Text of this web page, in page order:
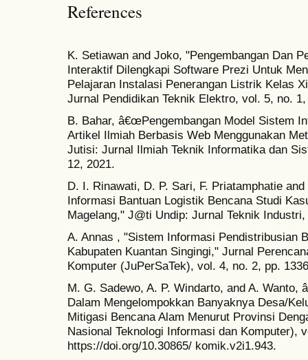
References
K. Setiawan and Joko, "Pengembangan Dan
Interaktif Dilengkapi Software Prezi Untuk
Pelajaran Instalasi Penerangan Listrik Kelas
Jurnal Pendidikan Teknik Elektro, vol. 5, no.
B. Bahar, â€œPengembangan Model Sistem
Artikel Ilmiah Berbasis Web Menggunakan
Jutisi: Jurnal Ilmiah Teknik Informatika dan
12, 2021.
D. I. Rinawati, D. P. Sari, F. Priatamphatie
Informasi Bantuan Logistik Bencana Studi
Magelang," J@ti Undip: Jurnal Teknik
A. Annas , "Sistem Informasi Pendistribusian
Kabupaten Kuantan Singingi," Jurnal
Komputer (JuPerSaTek), vol. 4, no. 2, pp.
M. G. Sadewo, A. P. Windarto, and A.
Dalam Mengelompokkan Banyaknya Desa/
Mitigasi Bencana Alam Menurut Provinsi
Nasional Teknologi Informasi dan Komputer),
https://doi.org/10.30865/ komik.v2i1.943.